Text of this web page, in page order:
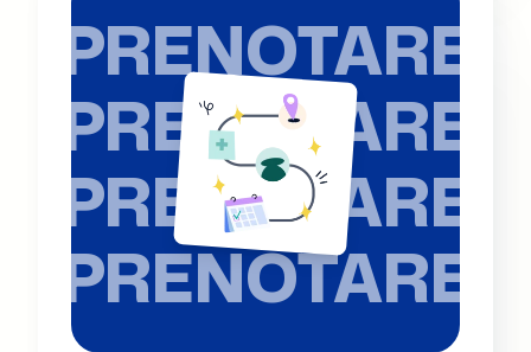
PRENOTARE
PRENOTARE
PRENOTARE
PRENOTARE